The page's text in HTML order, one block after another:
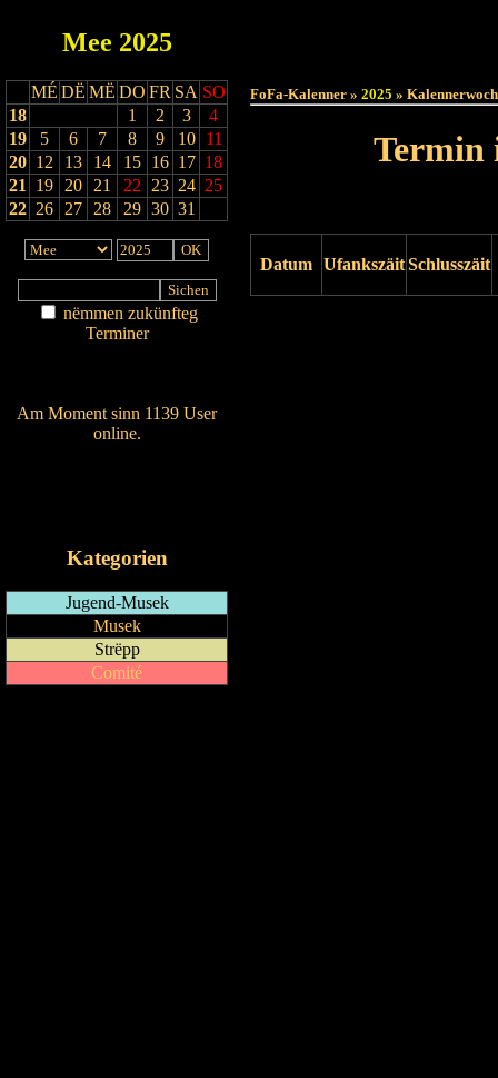
Mee 2025
MÉ DË MË DO FR SA SO
18
1 2 3
4
19
5 6 7 8 9 10
11
20 12 13 14 15 16 17 18
21
19 20 21 22 23 24 25
22 26 27 28 29 30 31
nëmmen zukünfteg
Terminer
Am Moment sinn 1139 User
online.
Kategorien
Jugend-Musek
Musek
Strëpp
Comité
FoFa-Kalenner » 2025 »
Termin
Datum UfankszäitSchlusszäit